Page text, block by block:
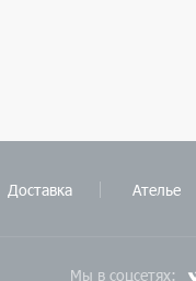
Доставка Ателье
Мы в соцсетях: